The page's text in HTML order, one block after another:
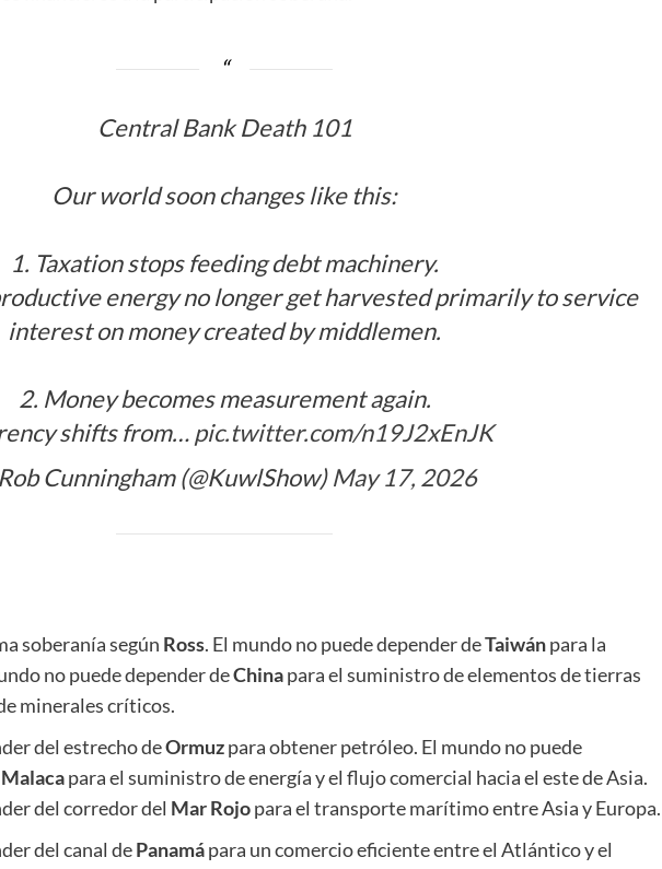
Central Bank Death 101
Our world soon changes like this:
1. Taxation stops feeding debt machinery.
energy no longer get harvested primarily to service
interest on money created by middlemen.
2. Money becomes measurement again.
shifts from… pic.twitter.com/n19J2xEnJK
Cunningham (@KuwlShow)May 17, 2026
soberanía según Ross. El mundo no puede depender deTaiwánpara la
no puede depender deChinapara el suministro de elementos de tierras
minerales críticos.
del estrecho deOrmuzpara obtener petróleo. El mundo no puede
Malacapara el suministro de energía y el flujo comercial hacia el este de Asia.
del corredor del Mar Rojopara el transporte marítimo entre Asia y Europa.
del canal dePanamápara un comercio eficiente entre el Atlántico y el